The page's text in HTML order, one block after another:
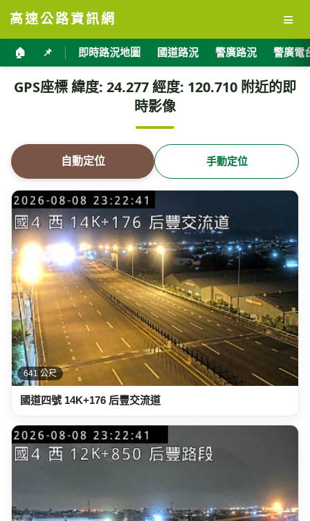
高速公路資訊網 ≡
🏠 📌 即時路況地圖 國道路況 警廣路況 警廣電
GPS座標 緯度: 24.277 經度: 120.710 附近的即
時影像
自動定位 手動定位
641 公尺
國道四號 14K+176 后豐交流道